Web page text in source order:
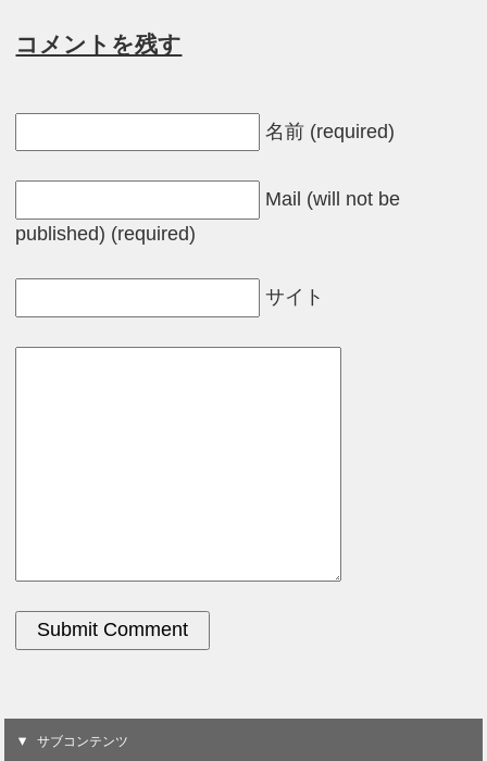
コメントを残す
名前 (required)
Mail (will not be
published) (required)
サイト
サブコンテンツ